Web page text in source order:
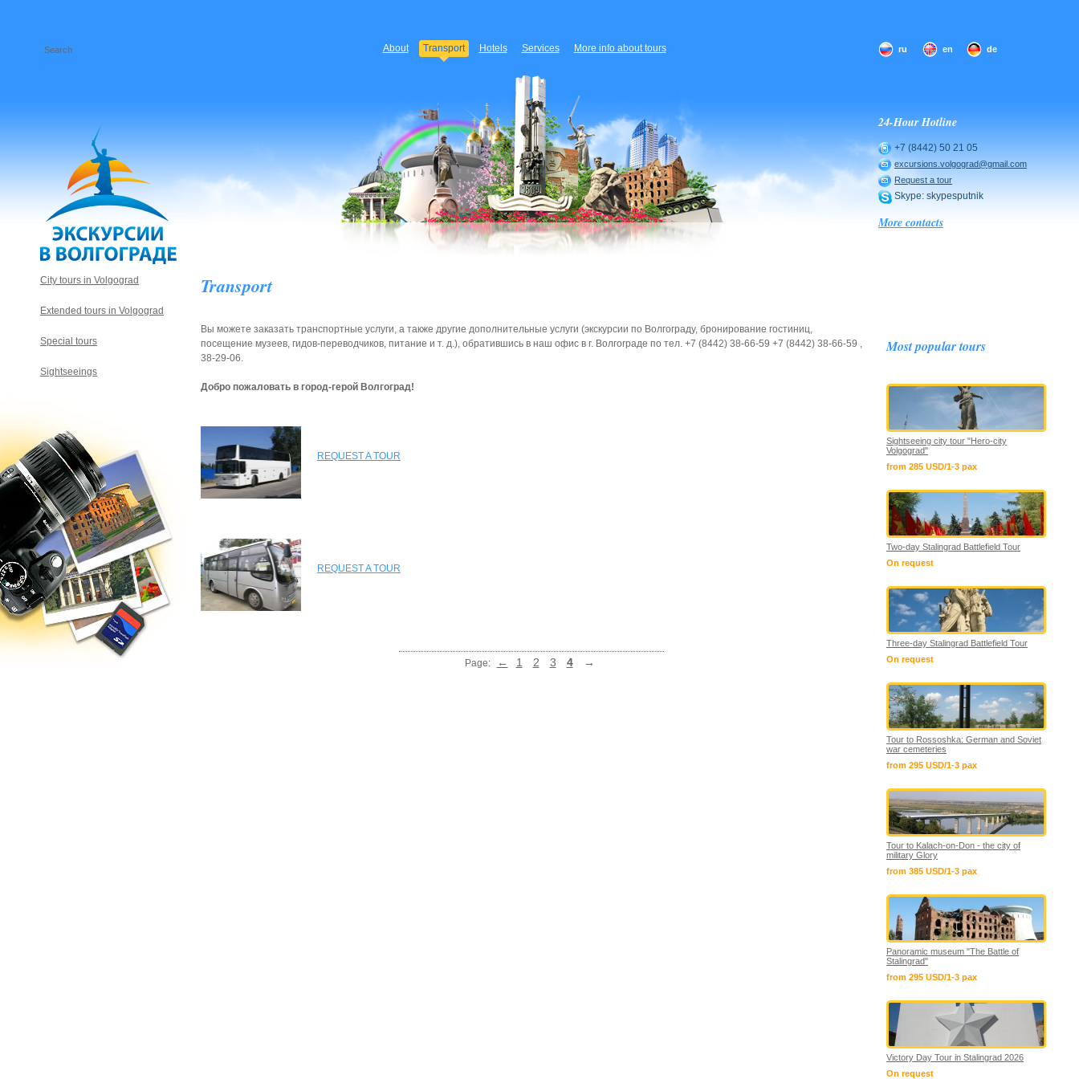
About Transport Hotels Services More info about tours ru en de
24-Hour Hotline
+7 (8442) 50 21 05
excursions.volgograd@gmail.com
Request a tour
Skype: skypesputnik
More contacts
Transport
Вы можете заказать транспортные услуги, а также другие дополнительные услуги (экскурсии по Волгограду, бронирование гостиниц,
посещение музеев, гидов-переводчиков, питание и т. д.), обратившись в наш офис в г. Волгограде по тел. +7 (8442) 38-66-59 +7 (8442) 38-66-59 ,
38-29-06.
Добро пожаловать в город-герой Волгоград!
REQUEST A TOUR
REQUEST A TOUR
Page: ← 1 2 3 4 →
City tours in Volgograd
Extended tours in Volgograd
Special tours
Sightseeings
Most popular tours
Sightseeing city tour "Hero-city
Volgograd"
from 285 USD/1-3 pax
Two-day Stalingrad Battlefield Tour
On request
Three-day Stalingrad Battlefield Tour
On request
Tour to Rossoshka: German and Soviet
war cemeteries
from 295 USD/1-3 pax
Tour to Kalach-on-Don - the city of
military Glory
from 385 USD/1-3 pax
Panoramic museum "The Battle of
Stalingrad"
from 295 USD/1-3 pax
Victory Day Tour in Stalingrad 2026
On request